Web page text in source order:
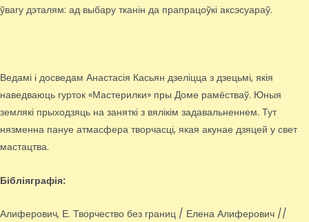
ўвагу дэталям: ад выбару тканін да прапрацоўкі аксэсуараў.
Ведамі і досведам Анастасія Касьян дзеліцца з дзецьмі, якія
наведваюць гурток «Мастерилки» пры Доме рамёстваў. Юныя
землякі прыходзяць на заняткі з вялікім задавальненнем. Тут
нязменна пануе атмасфера творчасці, якая акунае дзяцей у свет
мастацтва.
Бібліяграфія:
Алиферович, Е. Творчество без границ / Елена Алиферович //